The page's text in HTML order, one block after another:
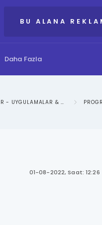
BU ALANA
Daha Fazla
IXBIR - UYGULAMALAR & SOSYAL MEDYA KATEGORISI
01-08-2022, Saat: 12:26